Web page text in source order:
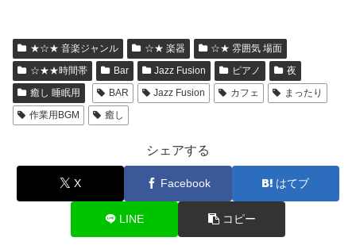
★☆★ 音楽ジャンル ☆★ 楽器
☆★ 雰囲気 場面
☆★★時間帯
Bar Jazz Fusion ピアノ
夜
癒し 睡眠用
BAR Jazz Fusion カフェ
まったり
作業用BGM
癒し
シェアする
X Facebook はてブ
LINE コピー